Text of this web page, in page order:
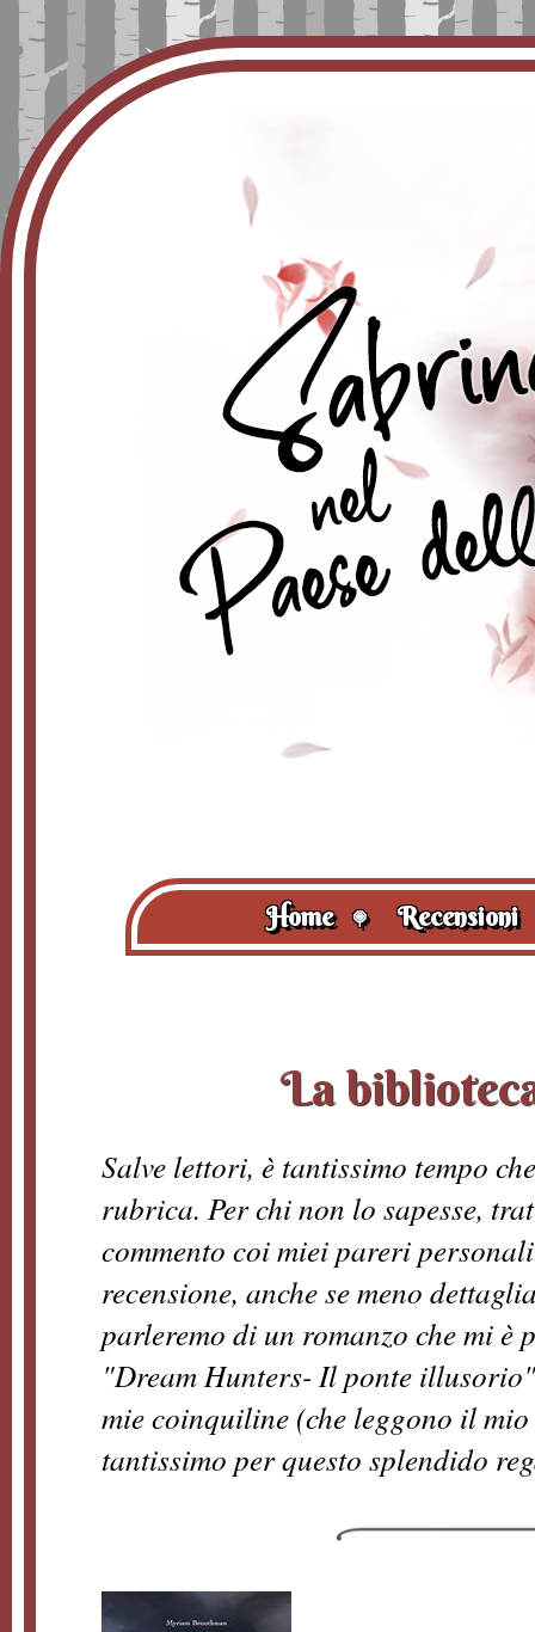
Home 🍭 Recensioni
La
Salve lettori, è tantissimo tempo
rubrica. Per chi non lo sapesse,
commento coi miei pareri
recensione, anche se meno
parleremo di un romanzo che mi
"Dream Hunters- Il ponte
mie coinquiline (che leggono il
tantissimo per questo splendido